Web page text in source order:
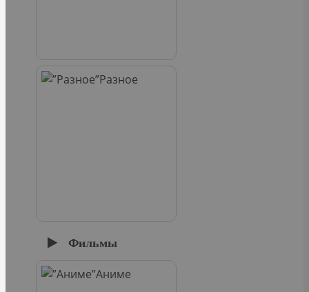
Разное
Фильмы
Аниме